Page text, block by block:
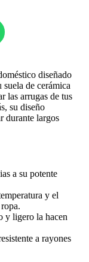
diseñado
de cerámica
las arrugas de tus
su diseño
durante largos
a su potente
y el
y ligero la hacen
a rayones